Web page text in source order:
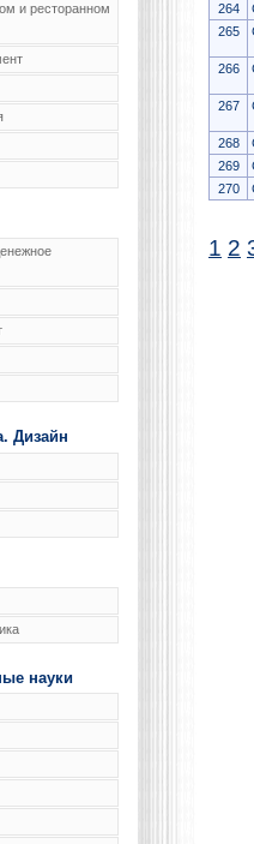
и ресторанном
Дизайн
науки
264
265
266
267
268
269
270
1 2